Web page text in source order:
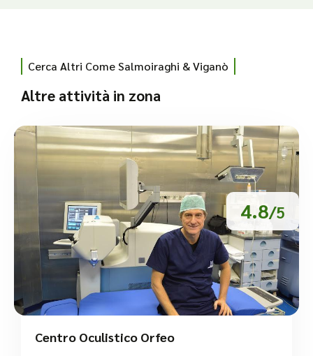
Cerca Altri Come Salmoiraghi & Viganò
Altre attività in zona
4.8/5
Centro Oculistico Orfeo